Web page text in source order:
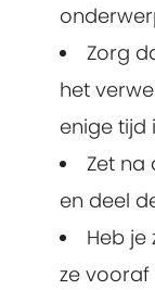
Zorg
het
enige tijd
Zet na
en deel
Heb je
ze